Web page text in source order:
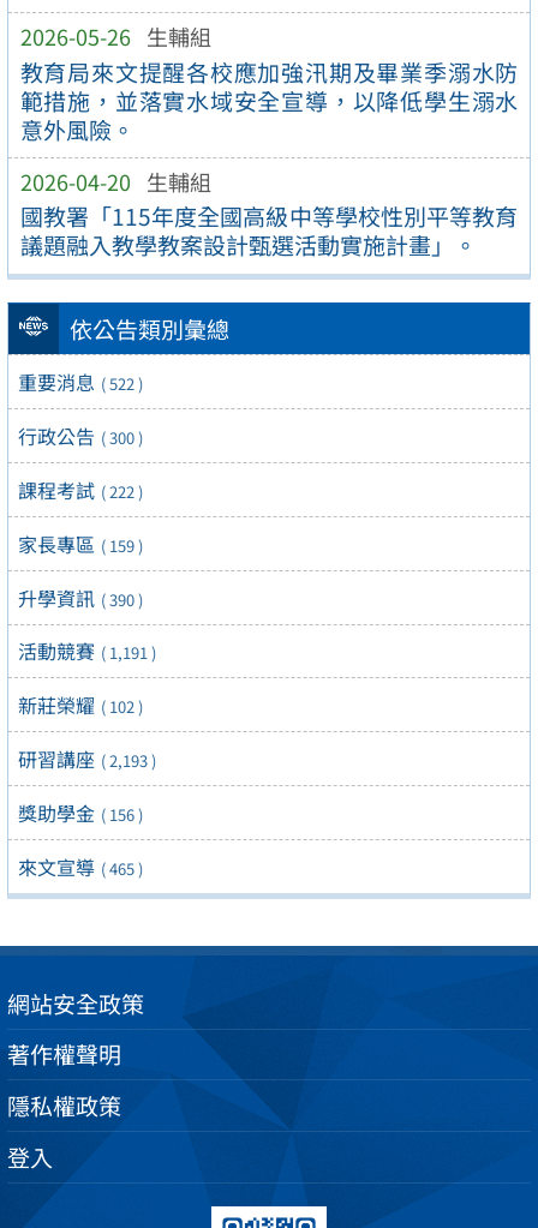
2026-05-26 生輔組
教育局來文提醒各校應加強汛期及畢業季溺水防
範措施，並落實水域安全宣導，以降低學生溺水
意外風險。
2026-04-20 生輔組
國教署「115年度全國高級中等學校性別平等教育
議題融入教學教案設計甄選活動實施計畫」。
依公告類別彙總
重要消息 ( 522 )
行政公告 ( 300 )
課程考試 ( 222 )
家長專區 ( 159 )
升學資訊 ( 390 )
活動競賽 ( 1,191 )
新莊榮耀 ( 102 )
研習講座 ( 2,193 )
獎助學金 ( 156 )
來文宣導 ( 465 )
網站安全政策
著作權聲明
隱私權政策
登入